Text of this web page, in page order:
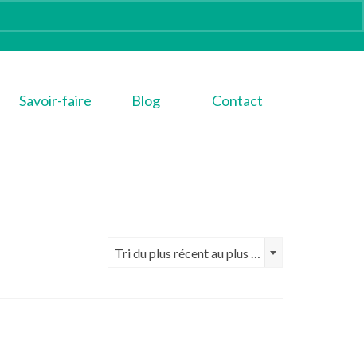
Savoir-faire Blog Contact
Tri du plus récent au plus ancien